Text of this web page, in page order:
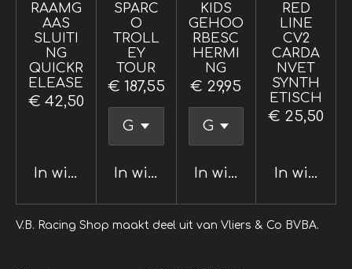
RAAMG
AAS
SLUITI
NG
QUICKR
ELEASE
€ 42,50
In winkelwagen
SPARC
O
TROLL
EY
TOUR
€ 187,55
In winkelwagen
KIDS
GEHOO
RBESC
HERMI
NG
€ 29,95
In winkelwagen
RED
LINE
CV2
CARDA
NVET
SYNTH
ETISCH
€ 25,50
In
V.B. Racing Shop maakt deel uit van Vliers & Co BVBA.